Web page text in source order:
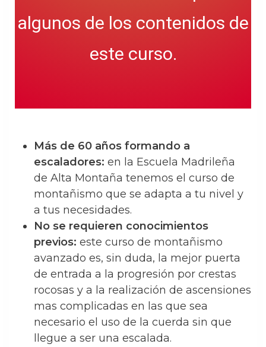
algunos de los contenidos de
este curso.
Más de 60 años formando a
escaladores: en la Escuela Madrileña
de Alta Montaña tenemos el curso de
montañismo que se adapta a tu nivel y
a tus necesidades.
No se requieren conocimientos
previos: este curso de montañismo
avanzado es, sin duda, la mejor puerta
de entrada a la progresión por crestas
rocosas y a la realización de ascensiones
mas complicadas en las que sea
necesario el uso de la cuerda sin que
llegue a ser una escalada.